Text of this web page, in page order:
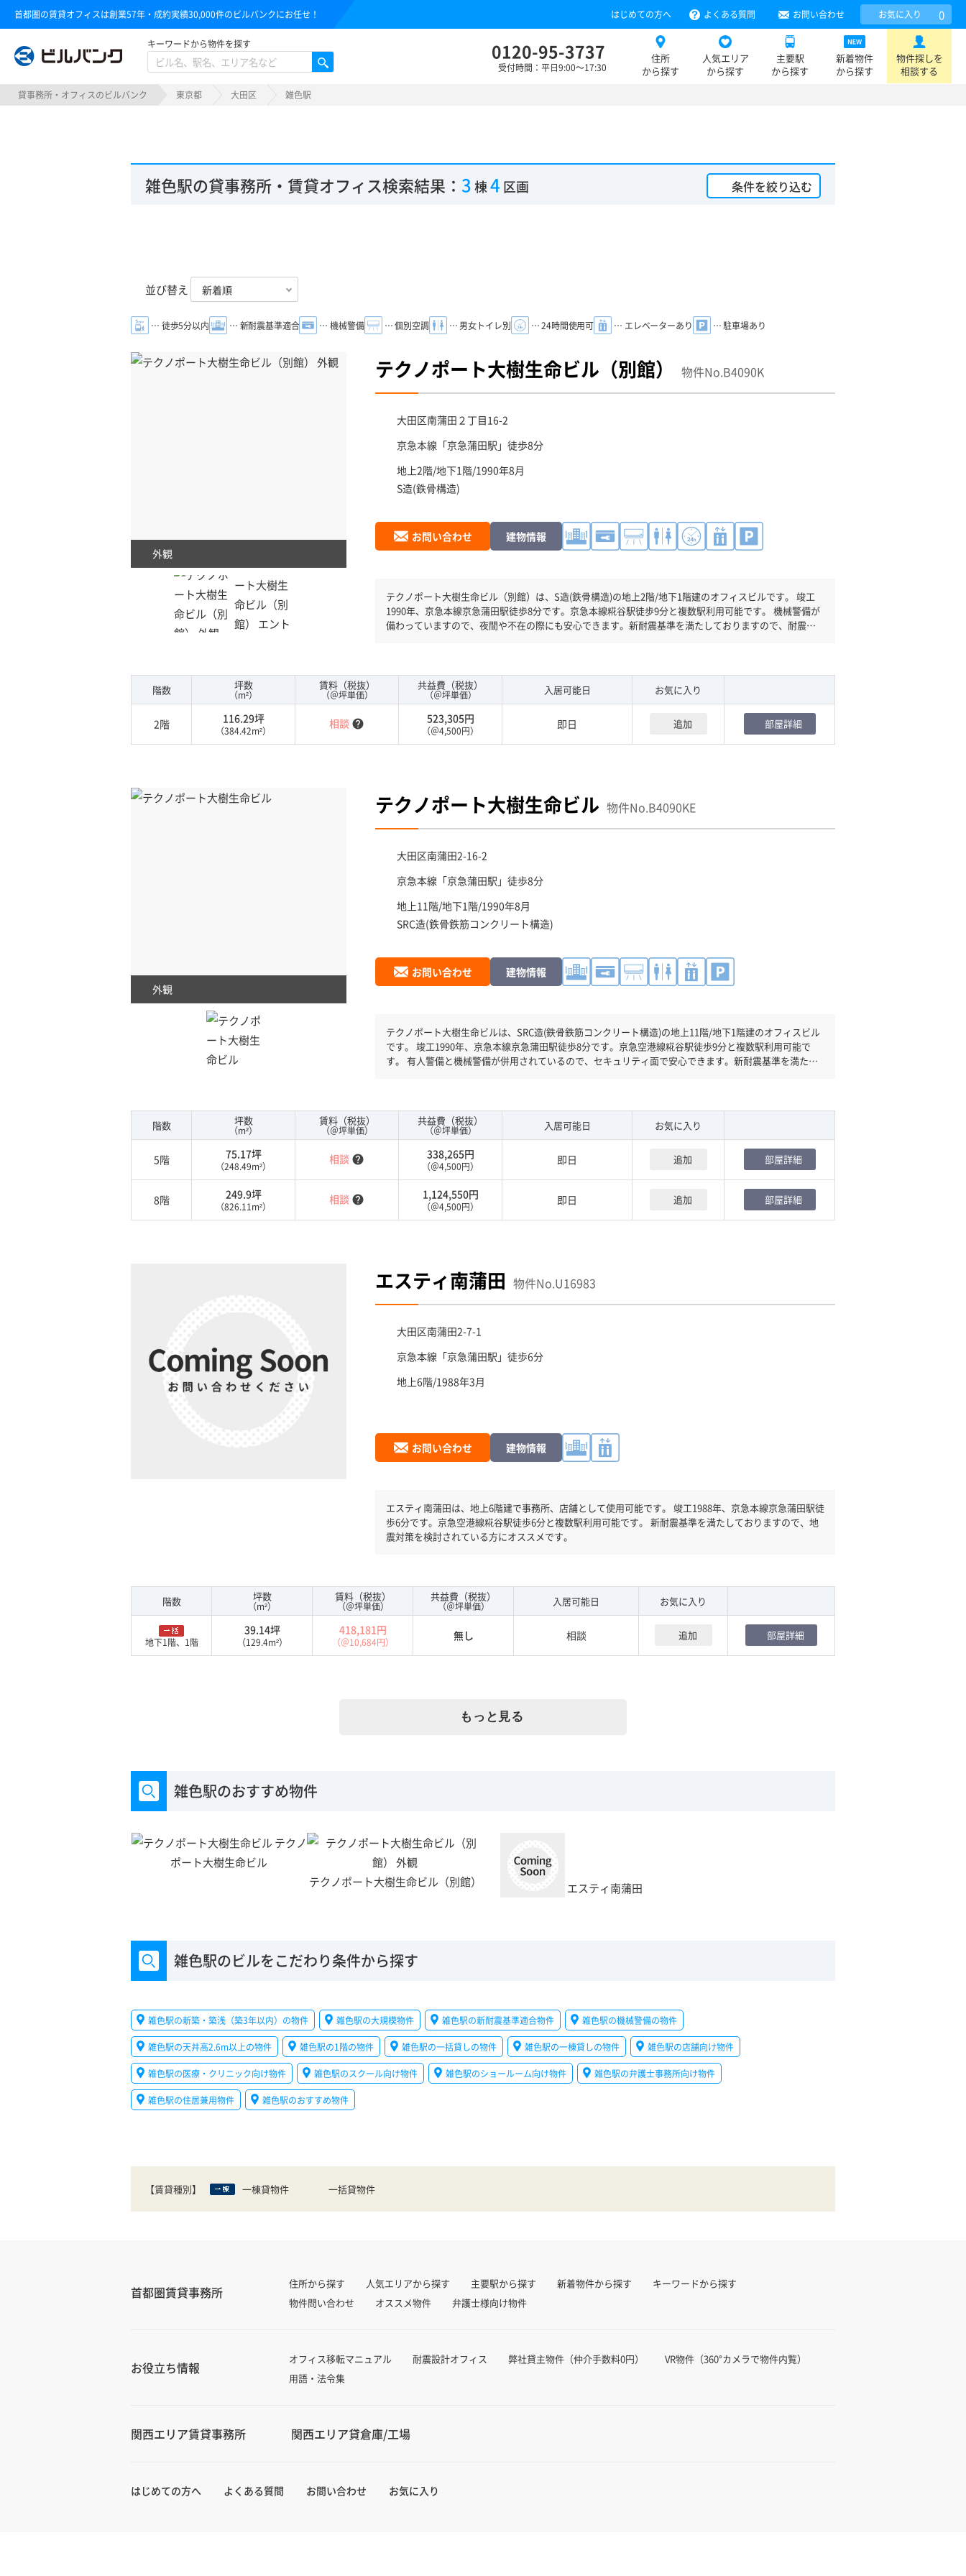
首都圏の賃貸オフィスは創業57年・成約実績30,000件のビルバンクにお任せ！
ビルバンク
キーワードから物件を探す
はじめての方へ よくある質問 お問い合わせ お気に入り 0
0120-95-3737
受付時間：平日9:00～17:30
住所
から探す
人気エリア
から探す
主要駅
から探す
新着物件
から探す
物件探しを
相談する
貸事務所・オフィスのビルバンク 東京都 大田区 雑色駅
雑色駅の貸事務所・賃貸オフィス検索結果： 3棟4 区画 条件を絞り込む
並び替え
… 徒歩5分以内 … 新耐震基準適合 … 機械警備 … 個別空調 … 男女トイレ別 … 24時間使用可 … エレベーターあり … 駐車場あり
テクノポート大樹生命ビル（別館） 物件No.B4090K
外観
大田区南蒲田２丁目16-2
京急本線「京急蒲田駅 」徒歩8分
地上2階/地下1階/1990年8月
S造(鉄骨構造)
お問い合わせ 建物情報
テクノポート大樹生命ビル（別館）は、S造(鉄骨構造)の地上2階/地下1階建のオフィスビルです。 竣工
1990年、京急本線京急蒲田駅徒歩8分です。京急本線糀谷駅徒歩9分と複数駅利用可能です。 機械警備が
備わっていますので、夜間や不在の際にも安心できます。新耐震基準を満たしておりますので、耐震性
階数
坪数
（m²）
賃料（税抜）
（＠坪単価）
共益費（税抜）
（＠坪単価） 入居可能日 お気に入り
2階 116.29坪
（384.42m²）
相談 help 523,305円
（＠4,500円） 即日 追加 部屋詳細
テクノポート大樹生命ビル 物件No.B4090KE
外観
大田区南蒲田2-16-2
京急本線「京急蒲田駅 」徒歩8分
地上11階/地下1階/1990年8月
SRC造(鉄骨鉄筋コンクリート構造)
お問い合わせ 建物情報
テクノポート大樹生命ビルは、SRC造(鉄骨鉄筋コンクリート構造)の地上11階/地下1階建のオフィスビル
です。 竣工1990年、京急本線京急蒲田駅徒歩8分です。京急空港線糀谷駅徒歩9分と複数駅利用可能で
す。 有人警備と機械警備が併用されているので、セキュリティ面で安心できます。新耐震基準を満たし
階数
坪数
（m²）
賃料（税抜）
（＠坪単価）
共益費（税抜）
（＠坪単価） 入居可能日 お気に入り
5階 75.17坪
（248.49m²）
相談 help 338,265円
（＠4,500円） 即日 追加 部屋詳細
8階 249.9坪
（826.11m²）
相談 help 1,124,550円
（＠4,500円） 即日 追加 部屋詳細
エスティ南蒲田 物件No.U16983
大田区南蒲田2-7-1
京急本線「京急蒲田駅 」徒歩6分
地上6階/1988年3月
お問い合わせ 建物情報
エスティ南蒲田は、地上6階建で事務所、店舗として使用可能です。 竣工1988年、京急本線京急蒲田駅徒
歩6分です。京急空港線糀谷駅徒歩6分と複数駅利用可能です。 新耐震基準を満たしておりますので、地
震対策を検討されている方にオススメです。
階数 坪数
（m²）
賃料（税抜）
（＠坪単価）
共益費（税抜）
（＠坪単価） 入居可能日 お気に入り
地下1階、1階
39.14坪
（129.4m²）
418,181円
（＠10,684円） 無し 相談 追加 部屋詳細
もっと見る
雑色駅のおすすめ物件
テクノ
ポート大樹生命ビル
テクノポート大樹生命ビル（別館）
エスティ南蒲田
雑色駅のビルをこだわり条件から探す
雑色駅の新築・築浅（築3年以内）の物件 雑色駅の大規模物件 雑色駅の新耐震基準適合物件 雑色駅の機械警備の物件
雑色駅の天井高2.6m以上の物件 雑色駅の1階の物件 雑色駅の一括貸しの物件 雑色駅の一棟貸しの物件 雑色駅の店舗向け物件
雑色駅の医療・クリニック向け物件 雑色駅のスクール向け物件 雑色駅のショールーム向け物件 雑色駅の弁護士事務所向け物件
雑色駅の住居兼用物件 雑色駅のおすすめ物件
【賃貸種別】 一棟貸物件 一括貸物件
首都圏賃貸事務所
住所から探す 人気エリアから探す 主要駅から探す 新着物件から探す
キーワードから探す
物件問い合わせ
オススメ物件 弁護士様向け物件
お役立ち情報
オフィス移転マニュアル 耐震設計オフィス 弊社貸主物件（仲介手数料0円）
VR物件（360°カメラで物件内覧）
用語・法令集
関西エリア賃貸事務所 関西エリア貸倉庫/工場
はじめての方へ よくある質問 お問い合わせ お気に入り